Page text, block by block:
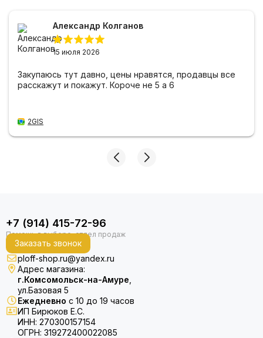
Александр Колганов
15 июля 2026
Закупаюсь тут давно, цены нравятся, продавцы все
расскажут и покажут. Короче не 5 а 6
2GIS
+7 (914) 415-72-96
Заказать звонок
ploff-shop.ru@yandex.ru
Адрес магазина:
г.Комсомольск-на-Амуре
ул.Базовая 5
Ежедневно с 10 до 19 часов
ИП Бирюков Е.С.
ИНН: 270300157154
ОГРН: 319272400022085